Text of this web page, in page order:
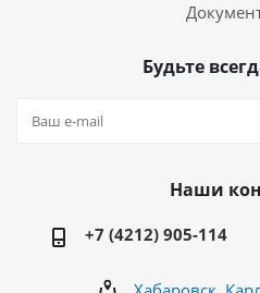
Будьте
Наши
+7 (4212) 905-114